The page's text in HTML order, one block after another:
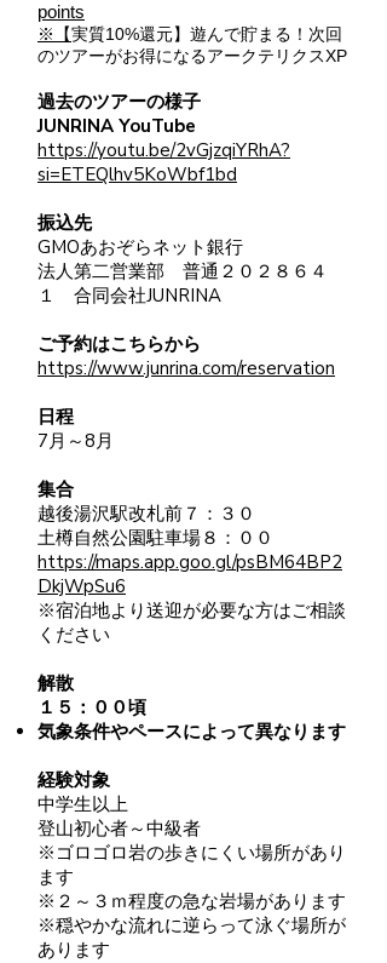
points
​※【実質10%還元】遊んで貯まる！次回
のツアーがお得になるアークテリクスXP
過去のツアーの様子
​JUNRINA YouTube
​https://youtu.be/2vGjzqiYRhA?
si=ETEQlhv5KoWbf1bd
振込先
GMOあおぞらネット銀行
​法人第二営業部 普通２０２８６４
１ 合同会社JUNRINA
​ご予約はこちらから
https://www.junrina.com/reservation
​日程
7月～8月​
集合
越後湯沢駅改札前７：３０
土樽自然公園駐車場８：００
https://maps.app.goo.gl/psBM64BP2
DkjWpSu6
※宿泊地より送迎が必要な方はご相談
ください
解散
１５：００頃
気象条件やペースによって異なります
経験対象
​中学生以上
登山初心者～中級者​
​※ゴロゴロ岩の歩きにくい場所があり
ます
※２～３ｍ程度の急な岩場があります
※穏やかな流れに逆らって泳ぐ場所が
あります